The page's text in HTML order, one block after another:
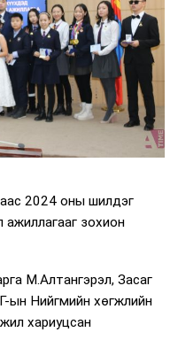
2024 оны шилдэг
ажиллагааг зохион
М.Алтангэрэл, Засаг
ын Нийгмийн хөгжлийн
хариуцсан